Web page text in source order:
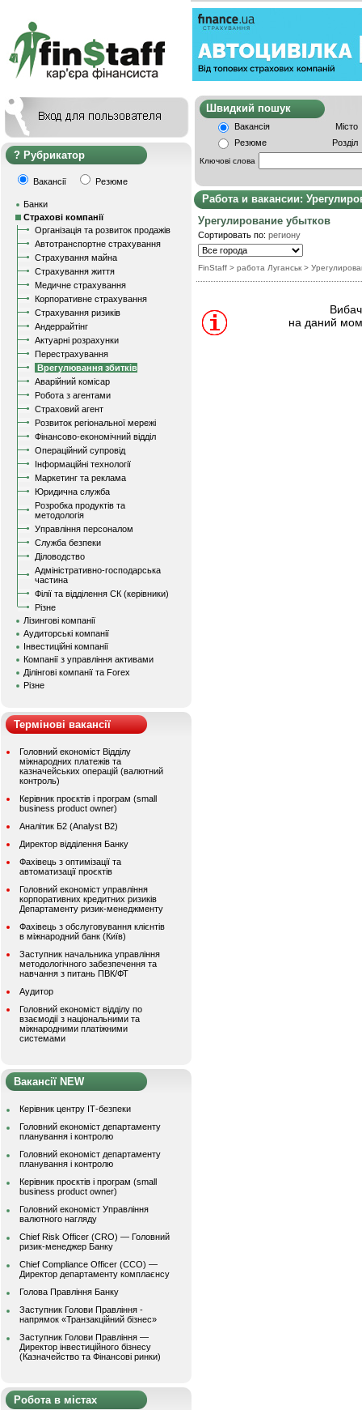
Рубрикатор
Вакансії Резюме
Банки
Страхові компанії
Організація та розвиток продажів
Автотранспортне страхування
Страхування майна
Страхування життя
Медичне страхування
Корпоративне страхування
Страхування ризиків
Андеррайтінг
Актуарні розрахунки
Перестрахування
Врегулювання збитків
Аварійний комісар
Робота з агентами
Страховий агент
Розвиток регіональної мережі
Фінансово-економічний відділ
Операційний супровід
Інформаційні технології
Маркетинг та реклама
Юридична служба
Розробка продуктів та
методологія
Управління персоналом
Служба безпеки
Діловодство
Адміністративно-господарська
частина
Філії та відділення СК (керівники)
Різне
Лізингові компанії
Аудиторські компанії
Інвестиційні компанії
Компанії з управління активами
Ділінгові компанії та Forex
Різне
Термінові вакансії
Головний економіст Відділу
міжнародних платежів та
казначейських операцій (валютний
контроль)
Керівник проєктів і програм (small
business product owner)
Аналітик Б2 (Analyst B2)
Директор відділення Банку
Фахівець з оптимізації та
автоматизації проєктів
Головний економіст управління
корпоративних кредитних ризиків
Департаменту ризик-менеджменту
Фахівець з обслуговування клієнтів
в міжнародний банк (Київ)
Заступник начальника управління
методологічного забезпечення та
навчання з питань ПВК/ФТ
Аудитор
Головний економіст відділу по
взаємодії з національними та
міжнародними платіжними
системами
Вакансії NEW
Керівник центру ІТ-безпеки
Головний економіст департаменту
планування і контролю
Головний економіст департаменту
планування і контролю
Керівник проєктів і програм (small
business product owner)
Головний економіст Управління
валютного нагляду
Chief Risk Officer (CRO) — Головний
ризик-менеджер Банку
Chief Compliance Officer (CCO) —
Директор департаменту комплаєнсу
Голова Правління Банку
Заступник Голови Правління -
напрямок «Транзакційний бізнес»
Заступник Голови Правління —
Директор інвестиційного бізнесу
(Казначейство та Фінансові ринки)
Робота в містах
Швидкий
Вакансія
Місто
Резюме
Розділ
Ключові слова
Работа и вакансии:
Урегулирование убытков
Сортировать по: региону
FinStaff > работа Луганськ >
на даний